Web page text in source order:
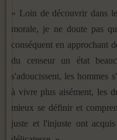
« Loin de découvrir dans
morale, je ne doute pas
conséquent en approchant
du censeur un état
s'adoucissent, les hommes
à vivre plus aisément, les
mieux se définir et
juste et l'injuste ont